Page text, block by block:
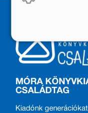
MÓRA
CSALÁDTAG
Kiadónk